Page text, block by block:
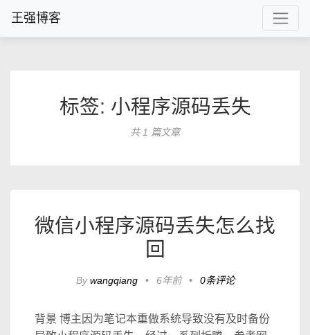
王强博客
标签: 小程序源码丢失
共 1 篇文章
微信小程序源码丢失怎么找
回
Bywangqiang • 6年前 • 0条评论
背景 博主因为笔记本重做系统导致没有及时备份